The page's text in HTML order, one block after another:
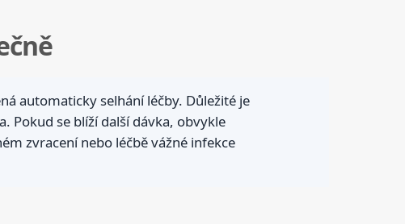
automaticky selhání léčby. Důležité je
Pokud se blíží další dávka, obvykle
zvracení nebo léčbě vážné infekce